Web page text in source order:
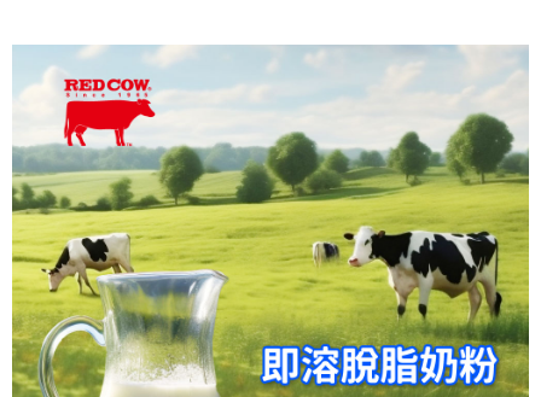
購買商品的店家。未經商家同意取消之訂單仍視為有效，需透過AFTEE先享
後付繳納相關費用。
※ 交易是否成功請以「AFTEE先享後付 」之結帳頁面顯示為準，若有關於
是否繳費成功／繳費後需取消欲退款等相關疑問，請聯繫「AFTEE先享後付
客戶支援中心」https://netprotections.freshdesk.com/support/home
【注意事項】
１．透過由恩沛科技股份有限公司提供之「AFTEE先享後付」服務完成之交
易，需依本服務之必要範圍內提供個人資料，並將交易相關給付款項請求債
權轉讓予恩沛科技股份有限公司。
２．關於個人資料處理事宜，請瀏覽以下網址：
https://aftee.tw/terms/#terms3
３．未成年的使用者請事先徵得法定代理人或監護人之同意方可使用
「AFTEE先享後付」，若未經同意申辦者引起之損失，本公司不負相關責
任。
４．使用「AFTEE先享後付」時，將依據個別帳號之用戶狀況，依本公司即